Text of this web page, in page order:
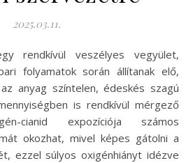
2025.03.11.
folyamatok során állítanak elő,
anyag színtelen, édeskés szagú
is rendkívül mérgező
cianid expozíciója számos
okozhat, mivel képes gátolni a
ezzel súlyos oxigénhiányt idézve